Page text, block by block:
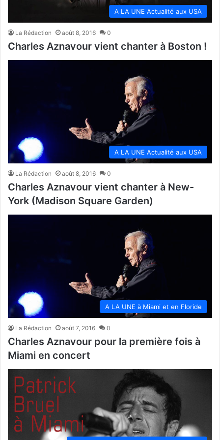
A LA UNE Actualité aux USA
La Rédaction août 8, 2016 0
Charles Aznavour vient chanter à Boston !
A LA UNE Actualité aux USA
La Rédaction août 8, 2016 0
Charles Aznavour vient chanter à New-
York (Madison Square Garden)
A LA UNE à Miami et en Floride
La Rédaction août 7, 2016 0
Charles Aznavour pour la première fois à
Miami en concert